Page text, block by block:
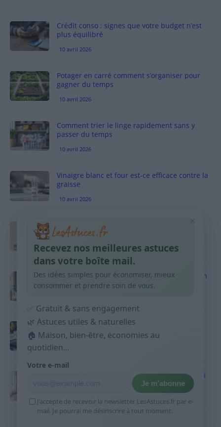
Crédit conso : signes que votre budget n’est
plus équilibré
10 avril 2026
Potager en carré comment s’organiser pour
gagner du temps
10 avril 2026
Comment trier le linge rapidement sans y
passer du temps
10 avril 2026
Vinaigre blanc et four est-ce efficace contre la
graisse
10 avril 2026
Taches pigmentaires : routine simple +
habitudes qui aident
9 avril 2026
Produits ménagers : comment économiser en
courses sans acheter 10 sprays
Budget mensuel : méthode rapide pour
répartir son salaire dès le jour de paie
9 avril 2026
Sport 10 minutes par jour est-ce utile et quoi
9 avril 2026
×
Recevez nos meilleures astuces
dans votre boîte mail.
Des idées simples pour économiser, mieux
consommer et prendre soin de vous.
✅ Gratuit & sans engagement
🌿 Astuces utiles & naturelles
🏠 Maison, bien-être, économies au
quotidien...
Votre e-mail
Je m’abonne
J’accepte de recevoir la newsletter LesAstuces.fr par e-
mail. Je pourrai me désinscrire à tout moment.